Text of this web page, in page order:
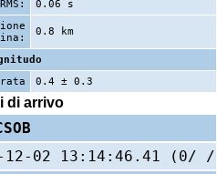
RMS:
0.06 s
0.8 km
0.4 ± 0.3
di arrivo
12-02 13:14:46.41 (0/